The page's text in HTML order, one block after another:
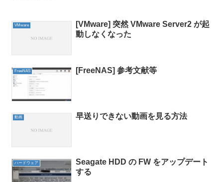
VMware
[VMware] 突然 VMware Server2 が起
動しなくなった
FreeNAS [FreeNAS] 参考文献等
動画 早送りできない動画を見る方法
ハードウェア
Seagate HDD の FW をアップデート
する